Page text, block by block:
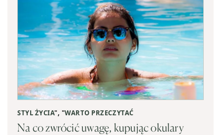
STYL ŻYCIA", "WARTO PRZECZYTAĆ
Na co zwrócić uwagę, kupując okulary